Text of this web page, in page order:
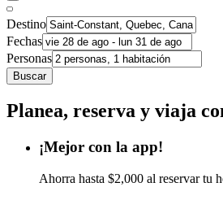
Destino
Fechas
Personas
Buscar
Planea, reserva y viaja
¡Mejor con la app!
Ahorra hasta $2,000 al reservar tu